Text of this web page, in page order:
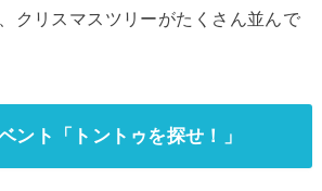
クリスマスツリーがたくさん並んで
ント「トントゥを探せ！」